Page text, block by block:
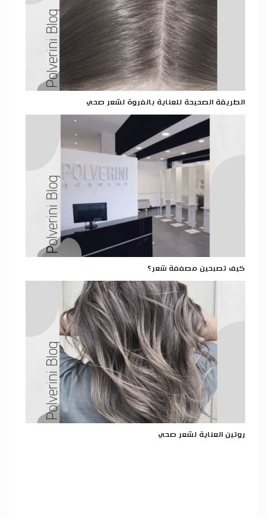
الطريقة الصحيحة للعناية بالفروة لشعر صحي
كيف تصبحين مصففة شعر؟
روتين العناية لشعر صحي